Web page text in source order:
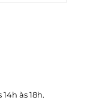
14h às 18h.